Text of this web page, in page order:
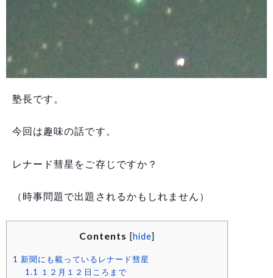
塾長です。
今回は趣味の話です。
レナード彗星をご存じですか？
（時事問題で出題されるかもしれません）
Contents [hide]
1 新聞にも載っているレナード彗星
1.1 １２月１２日ころまで